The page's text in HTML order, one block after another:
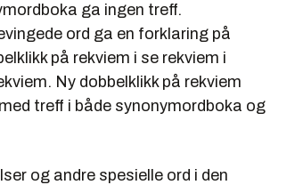
ga ingen treff.
ord ga en forklaring på
på rekviem i se rekviem i
. Ny dobbelklikk på rekviem
treff i både synonymordboka og
og andre spesielle ord i den